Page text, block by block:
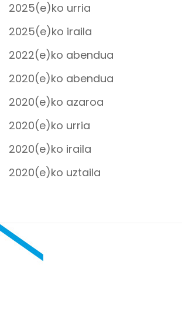
2025(e)ko urria
2025(e)ko iraila
2022(e)ko abendua
2020(e)ko abendua
2020(e)ko azaroa
2020(e)ko urria
2020(e)ko iraila
2020(e)ko uztaila